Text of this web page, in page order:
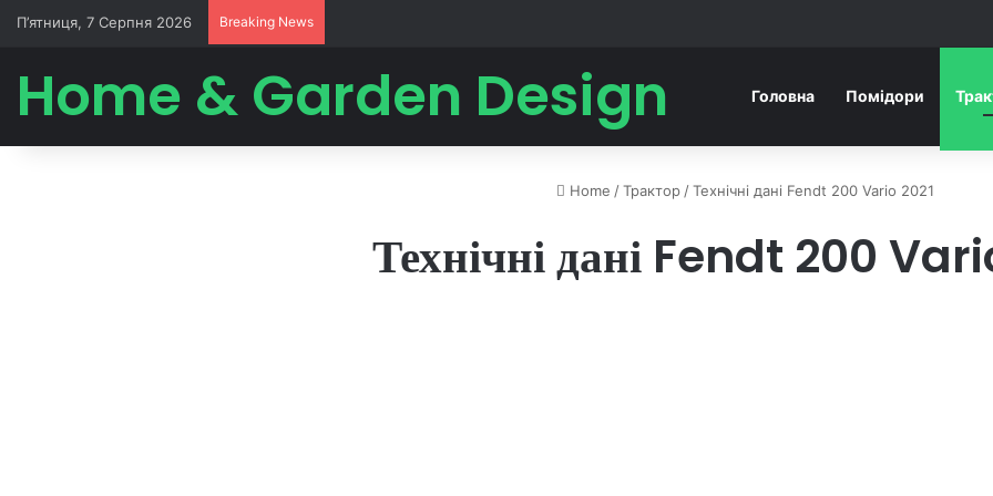
П’ятниця, 7 Серпня 2026 Breaking News
Home & Garden Design Головна Помідори
Home / Трактор / Технічні дані Fendt 200 Vario 2021
Технічні дані Fendt 200